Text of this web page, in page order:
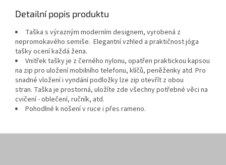
Detailní popis produktu
Taška s výrazným moderním designem, vyrobená z
nepromokavého semiše. Elegantní vzhled a praktičnost jóga
tašky ocení každá žena.
Vnitřek tašky je z černého nylonu, opatřen praktickou kapsou
na zip pro uložení mobilního telefonu, klíčů, peněženky atd. Pro
snadné vložení i vyndání podložky lze zip otevřít z obou
stran. Taška je prostorná, uložíte zde všechny potřebné věci na
cvičení - oblečení, ručník, atd.
Pohodlné k nošení v ruce i přes rameno.